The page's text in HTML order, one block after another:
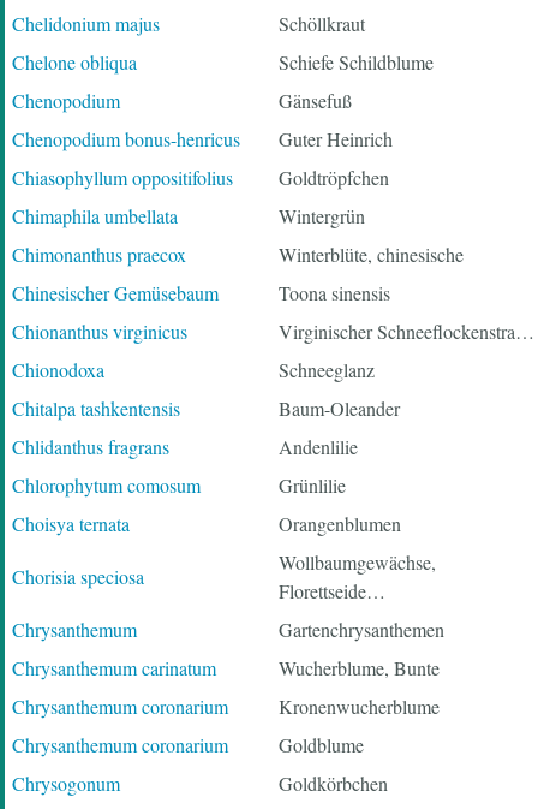
Chelidonium majus
Schöllkraut
Chelone obliqua
Schiefe Schildblume
Chenopodium
Gänsefuß
Chenopodium bonus-henricus
Guter Heinrich
Chiasophyllum oppositifolius
Goldtröpfchen
Chimaphila umbellata
Wintergrün
Chimonanthus praecox
Winterblüte, chinesische
Chinesischer Gemüsebaum
Toona sinensis
Chionanthus virginicus
Virginischer Schneeflockenstra…
Chionodoxa
Schneeglanz
Chitalpa tashkentensis
Baum-Oleander
Chlidanthus fragrans
Andenlilie
Chlorophytum comosum
Grünlilie
Choisya ternata
Orangenblumen
Chorisia speciosa
Wollbaumgewächse,
Florettseide…
Chrysanthemum
Gartenchrysanthemen
Chrysanthemum carinatum
Wucherblume, Bunte
Chrysanthemum coronarium
Kronenwucherblume
Chrysanthemum coronarium
Goldblume
Chrysogonum
Goldkörbchen